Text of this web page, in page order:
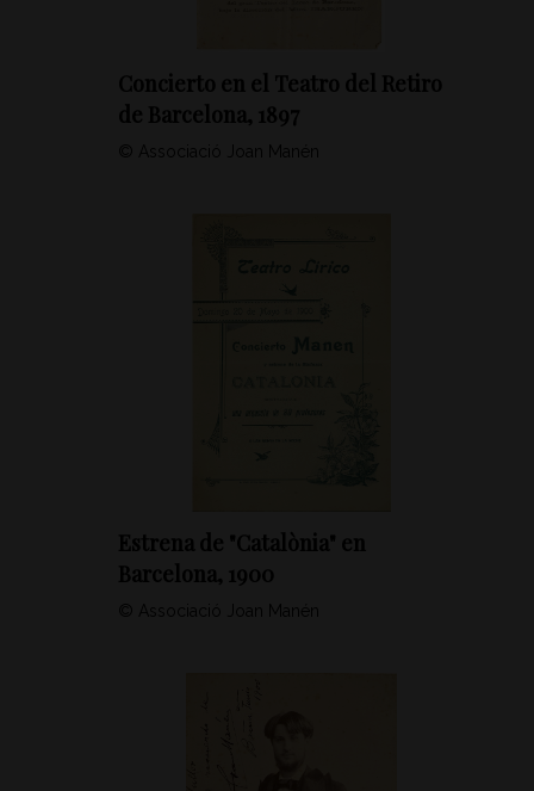
Concierto en el Teatro del Retiro
de Barcelona, 1897
© Associació Joan Manén
Estrena de "Catalònia" en
Barcelona, 1900
© Associació Joan Manén